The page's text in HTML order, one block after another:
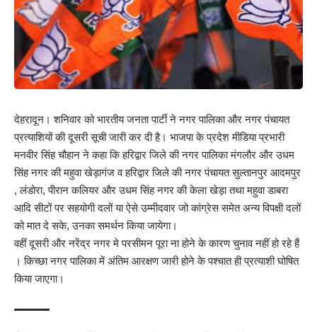
देहरादून। शनिवार को भारतीय जनता पार्टी ने नगर पालिका और नगर पंचायत
प्रत्याशियों की दूसरी सूची जारी कर दी है। भाजपा के प्रदेश मीडिया प्रभारी
मनवीर सिंह चौहान ने कहा कि हरिद्वार जिले की नगर पालिका मंगलौर और उधम
सिंह नगर की महुवा खेड़ागंज व हरिद्वार जिले की नगर पंचायत सुल्तानपुर आदमपुर
, लंडोरा, पीरान कलियर और उधम सिंह नगर की केला खेड़ा तथा महुवा डाबरा
आदि सीटों पर सहयोगी दलों या ऐसे उम्मीदवार जो कांग्रेस समेत अन्य विपक्षी दलों
को मात दे सके, उनका समर्थन किया जायेगा।
वहीं दूसरी और नरेंद्र नगर मे परसीमन पूरा ना होने के कारण चुनाव नहीं हो रहे हैं
। किच्छा नगर पालिका में अंतिम आरक्षण जारी होने के पश्चात ही प्रत्याशी घोषित
किया जाएगा।